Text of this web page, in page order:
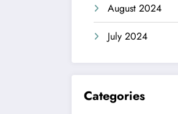
August 2024
July 2024
Categories